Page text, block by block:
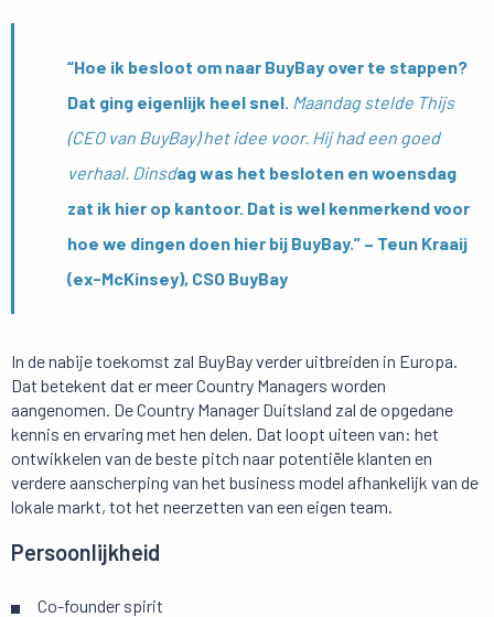
“Hoe ik besloot om naar BuyBay over te stappen?
Dat ging eigenlijk heel snel. Maandag stelde Thijs
(CEO van BuyBay) het idee voor. Hij had een goed
verhaal. Dinsdag was het besloten en woensdag
zat ik hier op kantoor. Dat is wel kenmerkend voor
hoe we dingen doen hier bij BuyBay.” – Teun Kraaij
(ex-McKinsey), CSO BuyBay
In de nabije toekomst zal BuyBay verder uitbreiden in Europa.
Dat betekent dat er meer Country Managers worden
aangenomen. De Country Manager Duitsland zal de opgedane
kennis en ervaring met hen delen. Dat loopt uiteen van: het
ontwikkelen van de beste pitch naar potentiële klanten en
verdere aanscherping van het business model afhankelijk van de
lokale markt, tot het neerzetten van een eigen team.
Persoonlijkheid
Co-founder spirit